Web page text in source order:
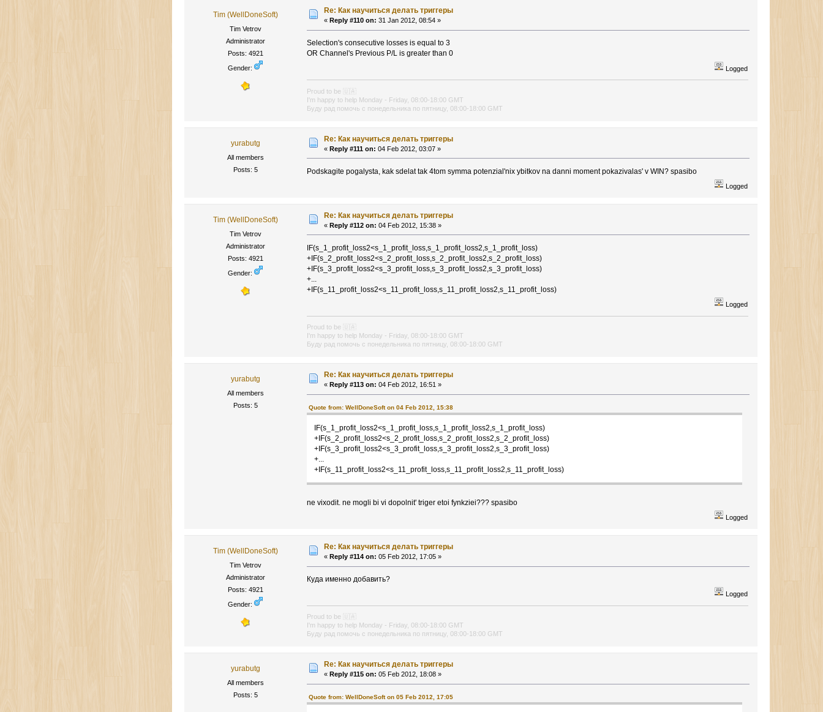
Tim (WellDoneSoft)
Tim Vetrov
Administrator
Posts: 4921
Gender:
Re: Как научиться делать триггеры
« Reply #110 on: 31 Jan 2012, 08:54 »
Selection's consecutive losses is equal to 3
OR Channel's Previous P/L is greater than 0
Logged
Proud to be
🇺🇦
I'm happy to help Monday - Friday, 08:00-18:00 GMT
Буду рад помочь с понедельника по пятницу, 08:00-18:00 GMT
yurabutg
All members
Posts: 5
Re: Как научиться делать триггеры
«Reply #111 on: 04 Feb 2012, 03:07 »
Podskagite pogalysta, kak sdelat tak 4tom symma potenzial'nix ybitkov na danni moment pokazivalas' v WIN? spasibo
Logged
Tim (WellDoneSoft)
Tim Vetrov
Administrator
Posts: 4921
Gender:
Re: Как научиться делать триггеры
«Reply #112 on: 04 Feb 2012, 15:38 »
IF(s_1_profit_loss2<s_1_profit_loss,s_1_profit_loss2,s_1_profit_loss)
+IF(s_2_profit_loss2<s_2_profit_loss,s_2_profit_loss2,s_2_profit_loss)
+IF(s_3_profit_loss2<s_3_profit_loss,s_3_profit_loss2,s_3_profit_loss)
+...
+IF(s_11_profit_loss2<s_11_profit_loss,s_11_profit_loss2,s_11_profit_loss)
Logged
Proud to be
🇺🇦
I'm happy to help Monday - Friday, 08:00-18:00 GMT
Буду рад помочь с понедельника по пятницу, 08:00-18:00 GMT
yurabutg
All members
Posts: 5
Re: Как научиться делать триггеры
« Reply #113 on: 04 Feb 2012, 16:51 »
Quote from: WellDoneSoft on 04 Feb 2012, 15:38
IF(s_1_profit_loss2<s_1_profit_loss,s_1_profit_loss2,s_1_profit_loss)
+IF(s_2_profit_loss2<s_2_profit_loss,s_2_profit_loss2,s_2_profit_loss)
+IF(s_3_profit_loss2<s_3_profit_loss,s_3_profit_loss2,s_3_profit_loss)
+...
+IF(s_11_profit_loss2<s_11_profit_loss,s_11_profit_loss2,s_11_profit_loss)
ne vixodit. ne mogli bi vi dopolnit' triger etoi fynkziei??? spasibo
Logged
Tim (WellDoneSoft)
Tim Vetrov
Administrator
Posts: 4921
Gender:
Re: Как научиться делать триггеры
«Reply #114 on: 05 Feb 2012, 17:05 »
Куда именно добавить?
Logged
Proud to be 🇺🇦
I'm happy to help Monday - Friday, 08:00-18:00 GMT
Буду рад помочь с понедельника по пятницу, 08:00-18:00 GMT
yurabutg
All members
Posts: 5
Re: Как научиться делать триггеры
« Reply #115 on: 05 Feb 2012, 18:08 »
Quote from: WellDoneSoft on 05 Feb 2012, 17:05